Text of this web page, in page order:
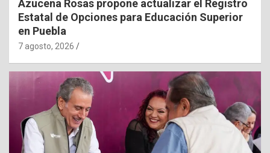
Azucena Rosas propone actualizar el Registro
Estatal de Opciones para Educación Superior
en Puebla
7 agosto, 2026